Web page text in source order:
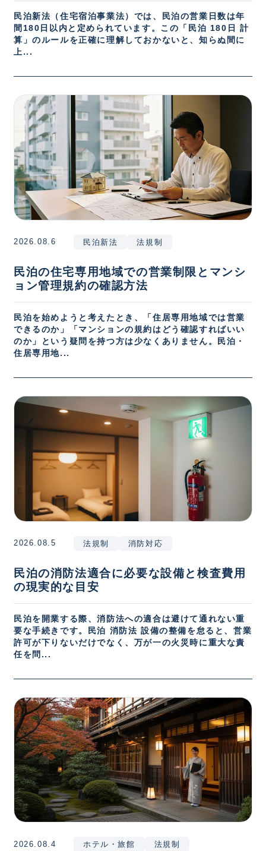
民泊新法（住宅宿泊事業法）では、民泊の営業日数は年
間180日以内と定められています。この「民泊 180日 計
算」のルールを正確に理解しておかないと、知らぬ間に
上...
2026.08.6 民泊新法 法規制
民泊の住宅専用地域での営業制限とマンシ
ョン管理規約の確認方法
民泊を始めようと考えたとき、「住居専用地域では営業
できるのか」「マンションの規約はどう確認すればいい
のか」という疑問を持つ方は少なくありません。民泊・
住居専用地...
2026.08.5 法規制 消防対応
民泊の消防法適合に必要な設備と検査費用
の現実的な目安
民泊を開業する際、消防法への適合は避けて通れない重
要な手続きです。民泊 消防法 設備の整備を怠ると、営業
許可が下りないだけでなく、万が一の火災時に重大な責
任を問...
2026.08.4 ホテル・旅館 法規制